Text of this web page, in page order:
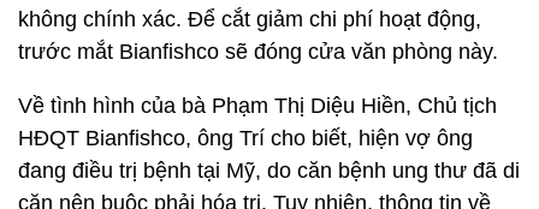
không chính xác. Để cắt giảm chi phí hoạt động,
trước mắt Bianfishco sẽ đóng cửa văn phòng này.
Về tình hình của bà Phạm Thị Diệu Hiền, Chủ tịch
HĐQT Bianfishco, ông Trí cho biết, hiện vợ ông
đang điều trị bệnh tại Mỹ, do căn bệnh ung thư đã di
căn nên buộc phải hóa trị. Tuy nhiên, thông tin về